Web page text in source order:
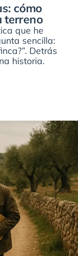
cómo
terreno
que he
sencilla:
Detrás
historia.